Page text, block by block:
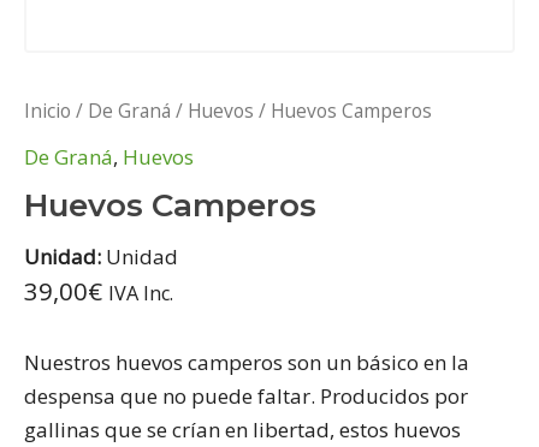
Inicio / De Graná / Huevos / Huevos Camperos
De Graná, Huevos
Huevos Camperos
Unidad: Unidad
39,00€ IVA Inc.
Nuestros huevos camperos son un básico en la
despensa que no puede faltar. Producidos por
gallinas que se crían en libertad, estos huevos